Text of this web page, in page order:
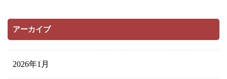
アーカイブ
2026年1月